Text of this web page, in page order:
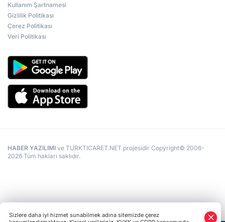
Kullanım Şartnamesi
Gizlilik Politikası
Çerez Politikası
Veri Politikası
HABER YAZILIMI ve TURKTICARET.NET projesidir Copyright© 2006-
2026 Tüm hakları saklıdır.
Sizlere daha iyi hizmet sunabilmek adına sitemizde çerez